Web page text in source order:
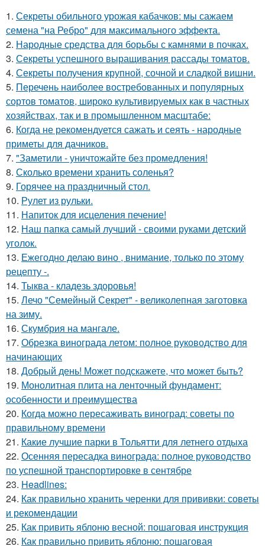
1. Секреты обильного урожая кабачков: мы сажаем
семена "на Ребро" для максимального эффекта.
2. Народные средства для борьбы с камнями в почках.
3. Секреты успешного выращивания рассады томатов.
4. Секреты получения крупной, сочной и сладкой вишни.
5. Перечень наиболее востребованных и популярных
сортов томатов, широко культивируемых как в частных
хозяйствах, так и в промышленном масштабе:
6. Когда не рекомендуется сажать и сеять - народные
приметы для дачников.
7. "Заметили - уничтожайте без промедления!
8. Сколько времени хранить соленья?
9. Горячее на праздничный стол.
10. Рулет из рульки.
11. Напиток для исцеления печение!
12. Наш папка самый лучший - своими руками детский
уголок.
13. Ежегодно делаю вино , внимание, только по этому
рецепту -.
14. Тыква - кладезь здоровья!
15. Лечо "Семейный Секрет" - великолепная заготовка
на зиму.
16. Скумбрия на мангале.
17. Обрезка винограда летом: полное руководство для
начинающих
18. Добрый день! Может подскажете, что может быть?
19. Монолитная плита на ленточный фундамент:
особенности и преимущества
20. Когда можно пересаживать виноград: советы по
правильному времени
21. Какие лучшие парки в Тольятти для летнего отдыха
22. Осенняя пересадка винограда: полное руководство
по успешной транспортировке в сентябре
23. Headlines:
24. Как правильно хранить черенки для прививки: советы
и рекомендации
25. Как привить яблоню весной: пошаговая инструкция
26. Как правильно привить яблоню: пошаговая